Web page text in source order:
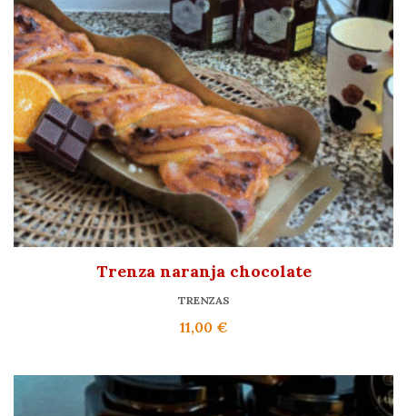
Trenza naranja chocolate
TRENZAS
11,00 €